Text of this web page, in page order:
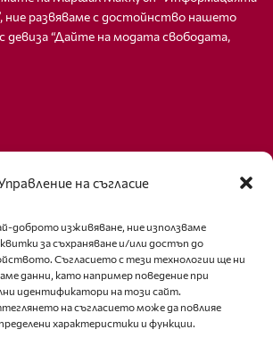
на съгласие
доброто изживяване, ние използваме
за съхраняване и/или достъп до
Съгласието с тези технологии ще ни
данни, като например поведение при
идентификатори на този сайт.
на съгласието може да повлияе
характеристики и функции.
ние развяваме с достойнство нашето
девиза “Дайте на модата свободата,